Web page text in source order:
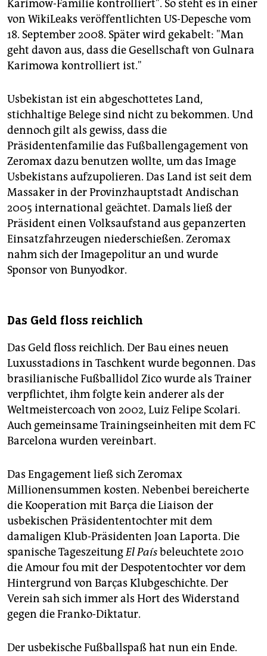
Karimow-Familie kontrolliert". So steht es in einer
von WikiLeaks veröffentlichten US-Depesche vom
18. September 2008. Später wird gekabelt: "Man
geht davon aus, dass die Gesellschaft von Gulnara
Karimowa kontrolliert ist."
Usbekistan ist ein abgeschottetes Land,
stichhaltige Belege sind nicht zu bekommen. Und
dennoch gilt als gewiss, dass die
Präsidentenfamilie das Fußballengagement von
Zeromax dazu benutzen wollte, um das Image
Usbekistans aufzupolieren. Das Land ist seit dem
Massaker in der Provinzhauptstadt Andischan
2005 international geächtet. Damals ließ der
Präsident einen Volksaufstand aus gepanzerten
Einsatzfahrzeugen niederschießen. Zeromax
nahm sich der Imagepolitur an und wurde
Sponsor von Bunyodkor.
Das Geld floss reichlich
Das Geld floss reichlich. Der Bau eines neuen
Luxusstadions in Taschkent wurde begonnen. Das
brasilianische Fußballidol Zico wurde als Trainer
verpflichtet, ihm folgte kein anderer als der
Weltmeistercoach von 2002, Luiz Felipe Scolari.
Auch gemeinsame Trainingseinheiten mit dem FC
Barcelona wurden vereinbart.
Das Engagement ließ sich Zeromax
Millionensummen kosten. Nebenbei bereicherte
die Kooperation mit Barça die Liaison der
usbekischen Präsidententochter mit dem
damaligen Klub-Präsidenten Joan Laporta. Die
spanische TageszeitungEl Paísbeleuchtete 2010
die Amour fou mit der Despotentochter vor dem
Hintergrund von Barças Klubgeschichte. Der
Verein sah sich immer als Hort des Widerstand
gegen die Franko-Diktatur.
Der usbekische Fußballspaß hat nun ein Ende.